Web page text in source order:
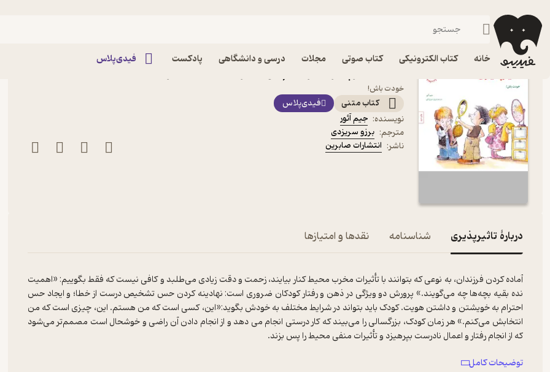
خانه کتاب الکترونیکی کتاب صوتی مجلات درسی و دانشگاهی پادکست فیدی‌پلاس
فیدیبو کتاب الکترونیکی
خودت باش!
کتاب متنی
فیدی‌پلاس
نویسنده: جیم آئور
مترجم: برزو سریزدی
ناشر: انتشارات صابرین
دربارۀ تاثیرپذیری شناسنامه نقدها و امتیازها
آماده کردن فرزندان، به نوعی که بتوانند با تأثیرات مخرب محیط کنار بیایند، زحمت و دقت زیادی می‌طلبد و کافی نیست که فقط بگوییم: «اهمیت
نده بقیه بچه‌ها چه می‌گویند.» پرورش دو ویژگی در ذهن و رفتار کودکان ضروری است: نهادینه کردن حس تشخیص درست از خطا؛ و ایجاد حس
احترام به خویشتن و داشتن هویت. کودک باید بتواند در شرایط مختلف به خودش بگوید:‌«این، کسی است که من هستم. این، چیزی است که من
انتخابش می‌کنم.» هر زمان کودک، بزرگسالی را می‌بیند که کار درستی انجام می دهد و از انجام دادن آن راضی و خوشحال است مصمم‌تر می‌شود
به تأثیرات مخرب محیطی داشته باشند. در این راه به صبر و اراده‌ای قوی برای تکرار پیام‌های یکسان از راه‌های مختلف نیاز داریم. برای نشان دادن
توضیحات کامل